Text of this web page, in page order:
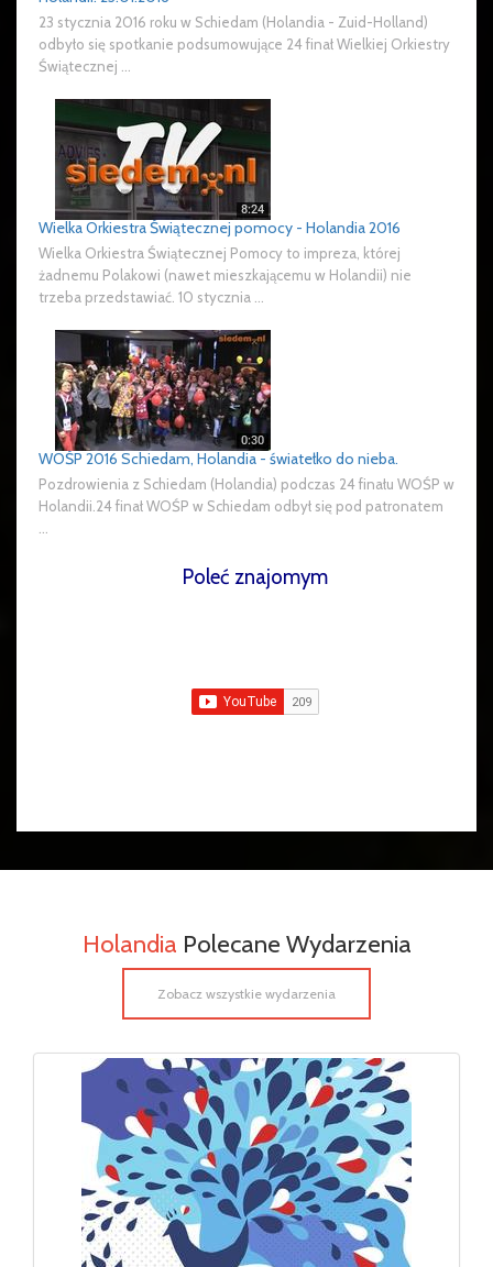
23 stycznia 2016 roku w Schiedam (Holandia - Zuid-Holland)
odbyło się spotkanie podsumowujące 24 finał Wielkiej Orkiestry
Świątecznej ...
Wielka Orkiestra Świątecznej pomocy - Holandia 2016
Wielka Orkiestra Świątecznej Pomocy to impreza, której
żadnemu Polakowi (nawet mieszkającemu w Holandii) nie
trzeba przedstawiać. 10 stycznia ...
WOŚP 2016 Schiedam, Holandia - światełko do nieba.
Pozdrowienia z Schiedam (Holandia) podczas 24 finału WOŚP w
Holandii.24 finał WOŚP w Schiedam odbył się pod patronatem
Poleć znajomym
Holandia Polecane Wydarzenia
Zobacz wszystkie wydarzenia